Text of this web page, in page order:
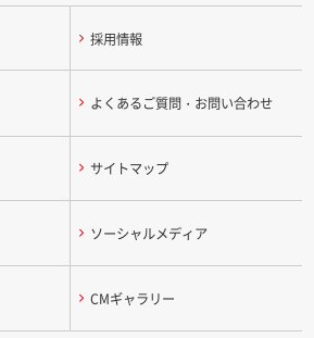
採用情報
よくあるご質問・お問い合わせ
サイトマップ
ソーシャルメディア
CMギャラリー